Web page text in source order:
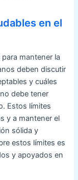
en el
mantener la
deben discutir
y cuáles
debe tener
Estos límites
y a mantener el
sólida y
estos límites es
y apoyados en